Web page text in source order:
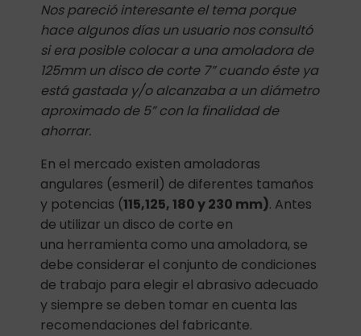
Nos pareció interesante el tema porque
hace algunos días un usuario nos consultó
si era posible colocar a una amoladora de
125mm un disco de corte 7” cuando éste ya
está gastada y/o alcanzaba a un diámetro
aproximado de 5” con la finalidad de
ahorrar.
En el mercado existen amoladoras
angulares (esmeril) de diferentes tamaños
y potencias (115,125, 180 y 230 mm). Antes
de utilizar un disco de corte en
una herramienta como una amoladora, se
debe considerar el conjunto de condiciones
de trabajo para elegir el abrasivo adecuado
y siempre se deben tomar en cuenta las
recomendaciones del fabricante.